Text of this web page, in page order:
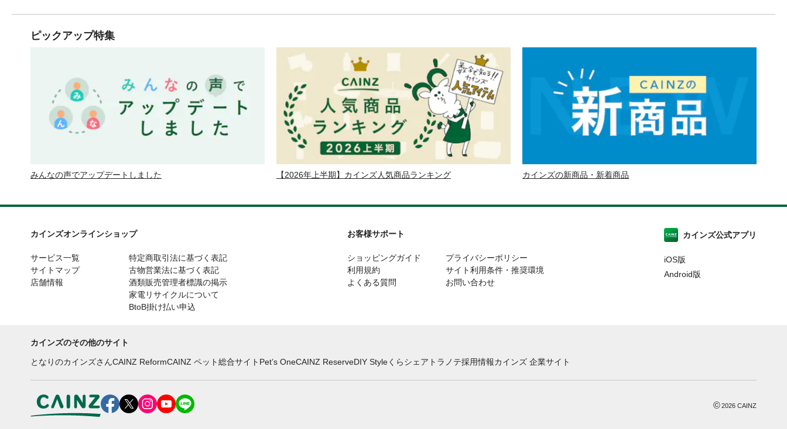
ピックアップ特集
みんなの声でアップデートしました 【2026年上半期】カインズ人気商品ランキング カインズの新商品・新着商品
カインズオンラインショップ
サービス一覧
サイトマップ
店舗情報
特定商取引法に基づく表記
古物営業法に基づく表記
酒類販売管理者標識の掲示
家電リサイクルについて
BtoB掛け払い申込
お客様サポート
ショッピングガイド
利用規約
よくある質問
プライバシーポリシー
サイト利用条件・推奨環境
お問い合わせ
カインズ公式アプリ
iOS版
Android版
カインズのその他のサイト
となりのカインズさんCAINZ ReformCAINZ ペット総合サイト Pet’s OneCAINZ ReserveDIY Styleくらシェア トラノテ採用情報カインズ 企業サイト
©2026 CAINZ